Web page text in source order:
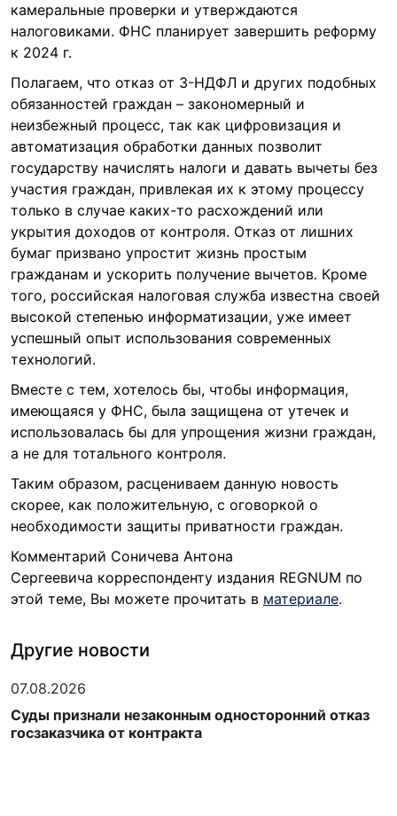
камеральные проверки и утверждаются
налоговиками. ФНС планирует завершить реформу
к 2024 г.
Полагаем, что отказ от 3-НДФЛ и других подобных
обязанностей граждан – закономерный и
неизбежный процесс, так как цифровизация и
автоматизация обработки данных позволит
государству начислять налоги и давать вычеты без
участия граждан, привлекая их к этому процессу
только в случае каких-то расхождений или
укрытия доходов от контроля. Отказ от лишних
бумаг призвано упростит жизнь простым
гражданам и ускорить получение вычетов. Кроме
того, российская налоговая служба известна своей
высокой степенью информатизации, уже имеет
успешный опыт использования современных
технологий.
Вместе с тем, хотелось бы, чтобы информация,
имеющаяся у ФНС, была защищена от утечек и
использовалась бы для упрощения жизни граждан,
а не для тотального контроля.
Таким образом, расцениваем данную новость
скорее, как положительную, с оговоркой о
необходимости защиты приватности граждан.
Комментарий Соничева Антона
Сергеевича корреспонденту издания REGNUM по
этой теме, Вы можете прочитать в материале.
Другие новости
07.08.2026
Суды признали незаконным односторонний отказ
госзаказчика от контракта